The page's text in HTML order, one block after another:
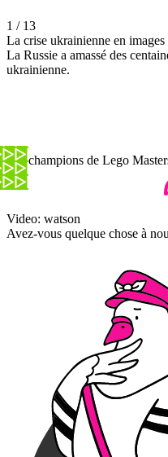
1 / 13
La crise ukrainienne en images
La Russie a amassé des
ukrainienne.
Les champions de Lego
Video: watson
Avez-vous quelque chose à